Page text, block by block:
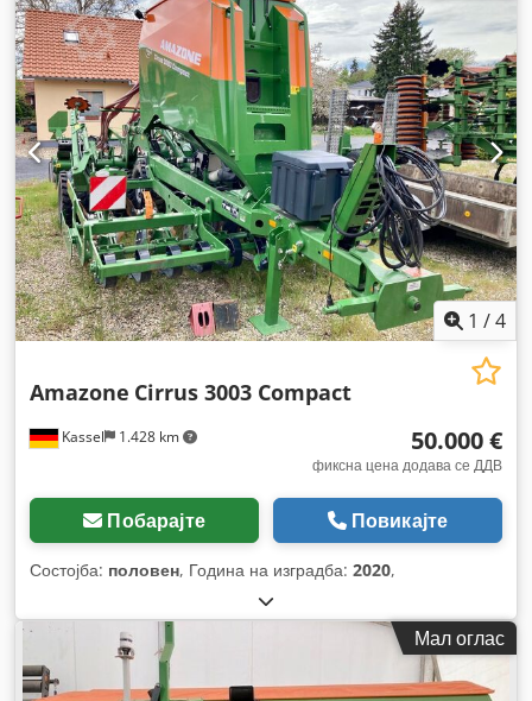
1 /4
Kassel 1.428 km
Amazone Cirrus 3003 Compact
50.000 €
фиксна цена додава се ДДВ
Побарајте Повикајте
Состојба: половен, Година на изградба: 2020,
Мал оглас